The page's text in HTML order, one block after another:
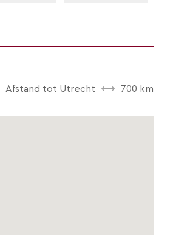
Afstand tot Utrecht 700 km